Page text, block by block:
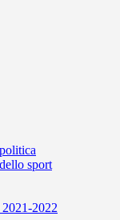
sport
2022